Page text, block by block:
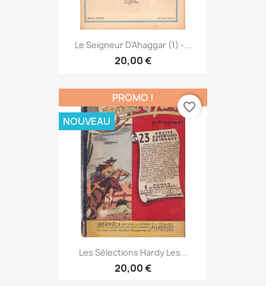
Le Seigneur D'Ahaggar (1) -...
20,00 €
Les Sélections Hardy Les...
20,00 €
PROMO !
NOUVEAU
favorite_border